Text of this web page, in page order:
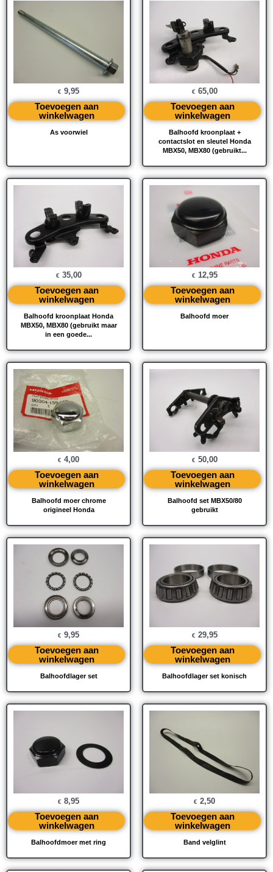
As voorwiel
€ 9,95
Toevoegen aan
winkelwagen
Balhoofd kroonplaat +
contactslot en sleutel Honda
MBX50, MBX80 (gebruikt...
€ 65,00
Toevoegen aan
winkelwagen
Balhoofd kroonplaat Honda
MBX50, MBX80 (gebruikt maar
in een goede...
€ 35,00
Toevoegen aan
winkelwagen
Balhoofd moer
€ 12,95
Toevoegen aan
winkelwagen
Balhoofd moer chrome
origineel Honda
€ 4,00
Toevoegen aan
winkelwagen
Balhoofd set MBX50/80
gebruikt
€ 50,00
Toevoegen aan
winkelwagen
Balhoofdlager set
€ 9,95
Toevoegen aan
winkelwagen
Balhoofdlager set konisch
€ 29,95
Toevoegen aan
winkelwagen
Balhoofdmoer met ring
€ 8,95
Toevoegen aan
winkelwagen
Band velglint
€ 2,50
Toevoegen aan
winkelwagen